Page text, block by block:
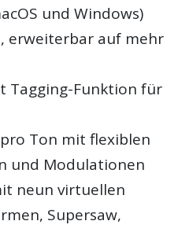
und Windows)
erweiterbar auf mehr
Tagging-Funktion für
Ton mit flexiblen
und Modulationen
neun virtuellen
Supersaw,